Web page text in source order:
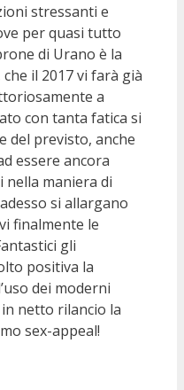
stressanti e
per quasi tutto
di Urano è la
il 2017 vi farà già
a
con tanta fatica si
del previsto, anche
essere ancora
nella maniera di
si allargano
finalmente le
gli
positiva la
dei moderni
netto rilancio la
sex-appeal!